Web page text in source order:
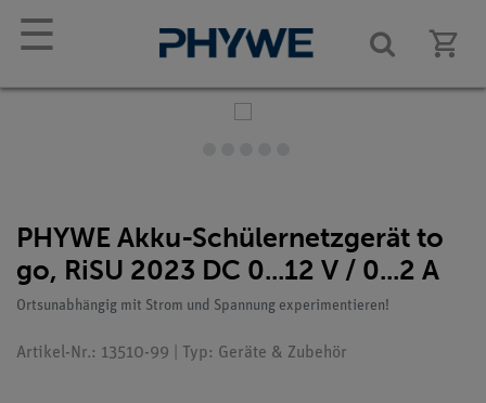
☰
PHYWE Akku-Schülernetzgerät to
go, RiSU 2023 DC 0...12 V / 0...2 A
Ortsunabhängig mit Strom und Spannung experimentieren!
Artikel-Nr.: 13510-99 | Typ: Geräte & Zubehör